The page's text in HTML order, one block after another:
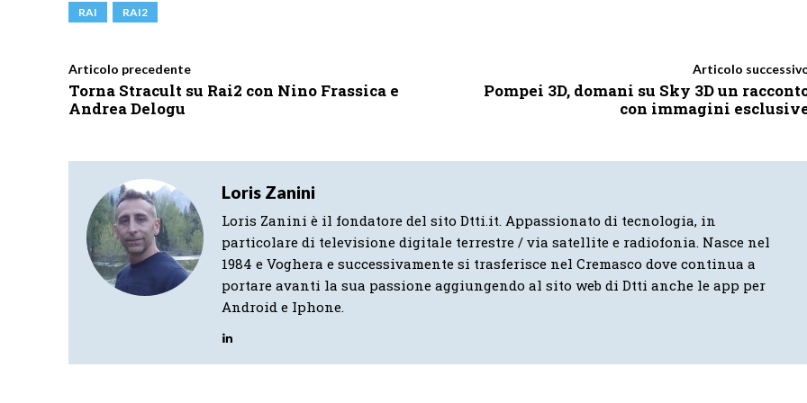
RAI RAI2
Articolo precedente
Torna Stracult su Rai2 con Nino Frassica e
Andrea Delogu
Articolo
Pompei 3D, domani su Sky 3D un
con immagini
Loris Zanini
Loris Zanini è il fondatore del sito Dtti.it. Appassionato di tecnologia, in
particolare di televisione digitale terrestre / via satellite e radiofonia. Nasce nel
1984 e Voghera e successivamente si trasferisce nel Cremasco dove continua a
portare avanti la sua passione aggiungendo al sito web di Dtti anche le app per
Android e Iphone.